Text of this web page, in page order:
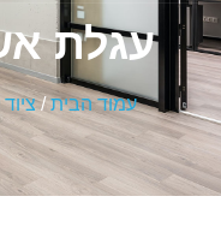
עגלת
עמוד הבית/ציוד